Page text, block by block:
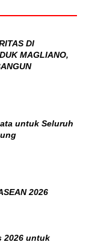
DI
MAGLIANO,
untuk Seluruh
2026
2026 untuk